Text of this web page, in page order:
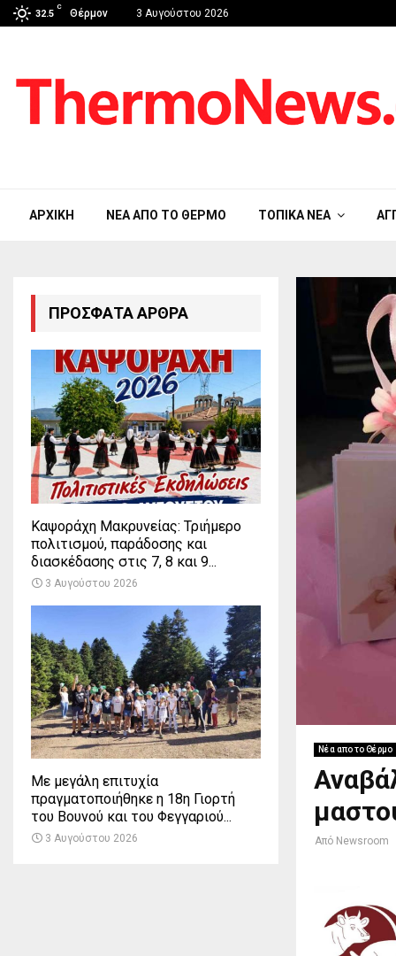
32.5
C
Θέρμον 3 Αυγούστου 2026
ΑΡΧΙΚΉ ΝΈΑ ΑΠΟ ΤΟ ΘΈΡΜΟ ΤΟΠΙΚΆ ΝΈΑ
Νέα απο το Θέρμο
Από Newsroom
ΠΡΌΣΦΑΤΑ ΆΡΘΡΑ
Καψοράχη Μακρυνείας: Τριήμερο
πολιτισμού, παράδοσης και
διασκέδασης στις 7, 8 και 9...
3 Αυγούστου 2026
Με μεγάλη επιτυχία
πραγματοποιήθηκε η 18η Γιορτή
του Βουνού και του Φεγγαριού...
3 Αυγούστου 2026